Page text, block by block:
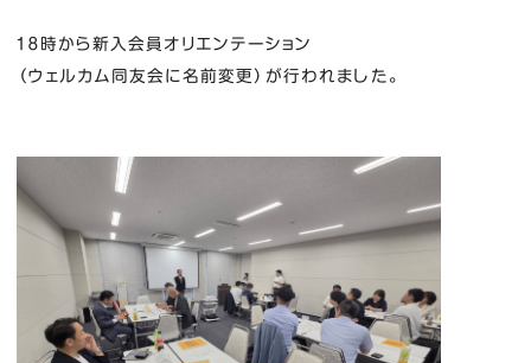
１８時から新入会員オリエンテーション
（ウェルカム同友会に名前変更）が行われました。